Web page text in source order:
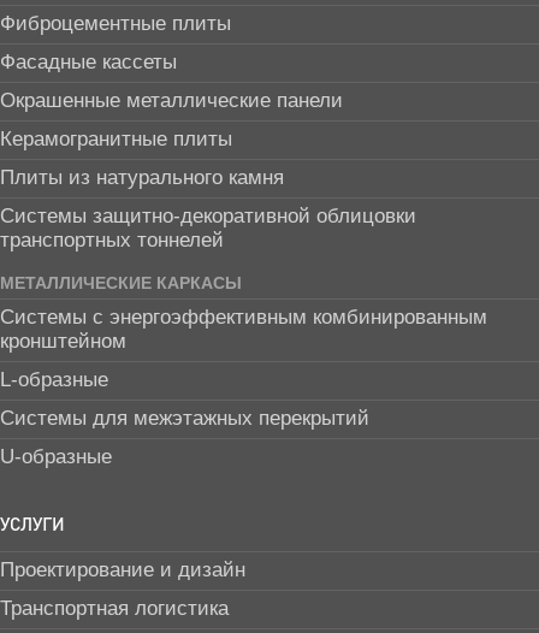
Фиброцементные плиты
Фасадные кассеты
Окрашенные металлические панели
Керамогранитные плиты
Плиты из натурального камня
Системы защитно-декоративной облицовки
транспортных тоннелей
МЕТАЛЛИЧЕСКИЕ КАРКАСЫ
Системы с энергоэффективным комбинированным
кронштейном
L-образные
Системы для межэтажных перекрытий
U-образные
УСЛУГИ
Проектирование и дизайн
Транспортная логистика